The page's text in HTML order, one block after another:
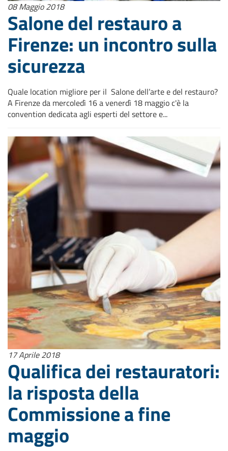
08 Maggio 2018
Salone del restauro a
Firenze: un incontro sulla
sicurezza
Quale location migliore per il Salone dell’arte e del restauro?
A Firenze da mercoledì 16 a venerdì 18 maggio c'è la
convention dedicata agli esperti del settore e...
17 Aprile 2018
Qualifica dei restauratori:
la risposta della
Commissione a fine
maggio